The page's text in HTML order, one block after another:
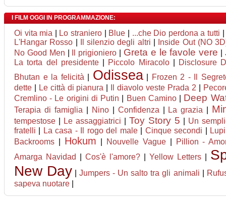
I FILM OGGI IN PROGRAMMAZIONE:
Oi vita mia Lo straniero Blue ...che Dio perdona a tutti
L'Hangar Rosso
Il silenzio degli altri
Inside Out (NO
No Good Men
Il prigioniero Greta e le favole vere
La torta del presidente| Piccolo Miracolo|
Disclosure
Bhutan e la felicità
Odissea|
Frozen 2 - Il
dette
Le città di pianura Il diavolo veste Prada 2
Cremlino - Le origini di Putin
Buen Camino Deep
Terapia di famiglia Nino| Confidenza La grazia
tempestose Le assaggiatrici Toy Story 5
Un
fratelli
La casa - Il rogo del male| Cinque secondi
Backrooms
Hokum Nouvelle Vague|
Pillion -
Amarga Navidad
Cos'è l'amore? Yellow Letters
New Day |Jumpers - Un salto tra gli animali
sapeva nuotare